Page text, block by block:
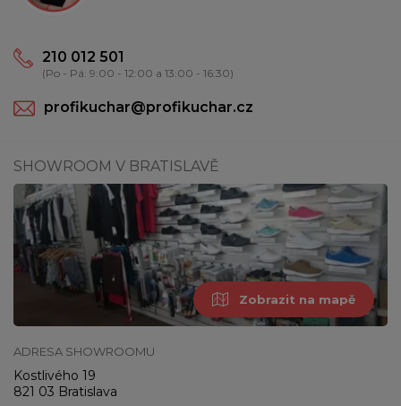
210 012 501
(Po - Pá: 9:00 - 12:00 a 13:00 - 16:30)
profikuchar@profikuchar.cz
SHOWROOM V BRATISLAVĚ
Zobrazit na mapě
ADRESA SHOWROOMU
Kostlivého 19
821 03 Bratislava